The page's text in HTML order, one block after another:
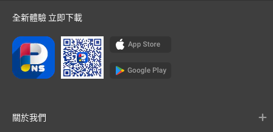
全新體驗 立即下載
關於我們